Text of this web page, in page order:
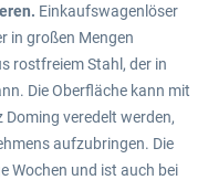
Einkaufswagenlöser
in großen Mengen
rostfreiem Stahl, der in
Die Oberfläche kann mit
veredelt werden,
aufzubringen. Die
Wochen und ist auch bei